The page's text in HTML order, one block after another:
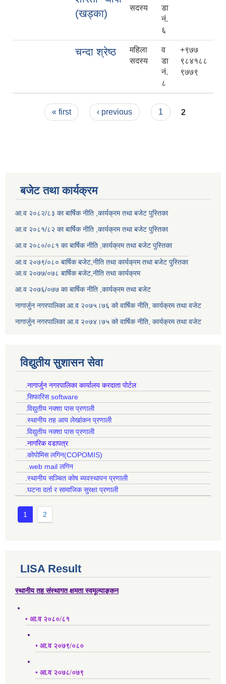
(खड्का)
सदस्य
डा
नं.
६
चन्दा श्रेष्ठ
महिला
सदस्य
व
डा
नं.
८
+९७७
९८४१८८
९७७९
Pages« first ‹ previous 1 2
बजेट तथा कार्यक्रम
आ.व २०८२/८३ का बार्षिक नीति ,कार्यक्रम तथा बजेट पुस्तिका
आ.व २०८१/८२ का बार्षिक नीति ,कार्यक्रम तथा बजेट पुस्तिका
आ.व २०८०/०८१ का बार्षिक नीति ,कार्यक्रम तथा बजेट पुस्तिका
आ.व २०७९/०८० बार्षिक बजेट,नीति तथा कार्यक्रम तथा बजेट पुस्तिका
आ.व २०७७/०७८ बार्षिक बजेट,नीति तथा कार्यक्रम
आ.व २०७६/०७७ का बार्षिक नीति ,कार्यक्रम तथा बजेट
नागार्जुन नगरपालिका आ.व २०७५।७६ को वार्षिक नीति, कार्यक्रम तथा वजेट
नागार्जुन नगरपालिका आ.व २०७४।७५ को वार्षिक नीति, कार्यक्रम तथा वजेट
विद्युतीय सुशासन सेवा
.नागार्जुन नगरपालिका कार्यालय करदाता पोर्टल
.सिफारिस software
.विद्युतीय नक्शा पास प्रणाली
.स्थानीय तह आय लेखांकन प्रणाली
.विद्युतीय नक्शा पास प्रणाली
.नागरिक वडापत्र
.कोपोमिस लगिन(COPOMIS)
.web mail लगिन
.स्थानीय सञ्चित कोष ब्यवस्थापन प्रणाली
.घटना दर्ता र सामाजिक सुरक्षा प्रणाली
1 2
LISA Result
स्थानीय तह संस्थागत क्षमता स्वमूल्याङ्कन
• आ.व २०८०/८१
• आ.व २०७९/०८०
• आ.व २०७८/०७९